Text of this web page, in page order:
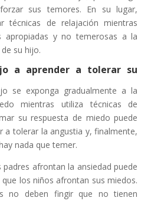
sus temores. En su lugar,
técnicas de relajación mientras
apropiadas y no temerosas a la
su hijo.
a aprender a tolerar su
se exponga gradualmente a la
mientras utiliza técnicas de
su respuesta de miedo puede
a tolerar la angustia y, finalmente,
nada que temer.
afrontan la ansiedad puede
los niños afrontan sus miedos.
no deben fingir que no tienen